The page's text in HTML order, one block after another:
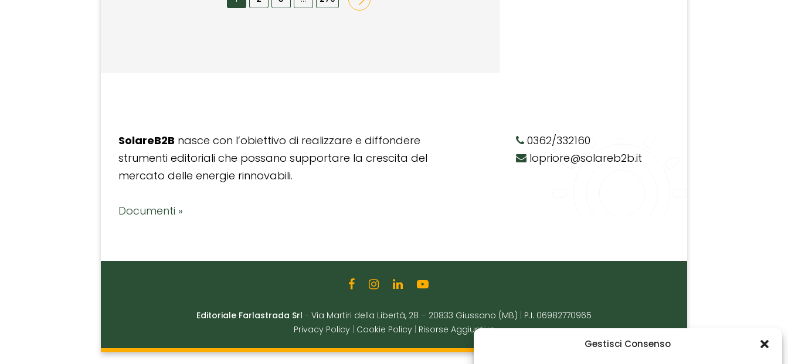
Gestisci Consenso
SolareB2B nasce con l’obiettivo di realizzare e diffondere
strumenti editoriali che possano supportare la crescita del
mercato delle energie rinnovabili.
Documenti »
0362/332160
lopriore@solareb2b.it
Editoriale Farlastrada Srl - Via Martiri della Libertà, 28 – 20833 Giussano (MB) | P.I. 06982770965
Privacy Policy | Cookie Policy | Risorse Aggiuntive